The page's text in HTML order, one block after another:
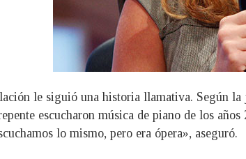
le siguió una historia llamativa. Según
escucharon música de piano de los
lo mismo, pero era ópera», aseguró.